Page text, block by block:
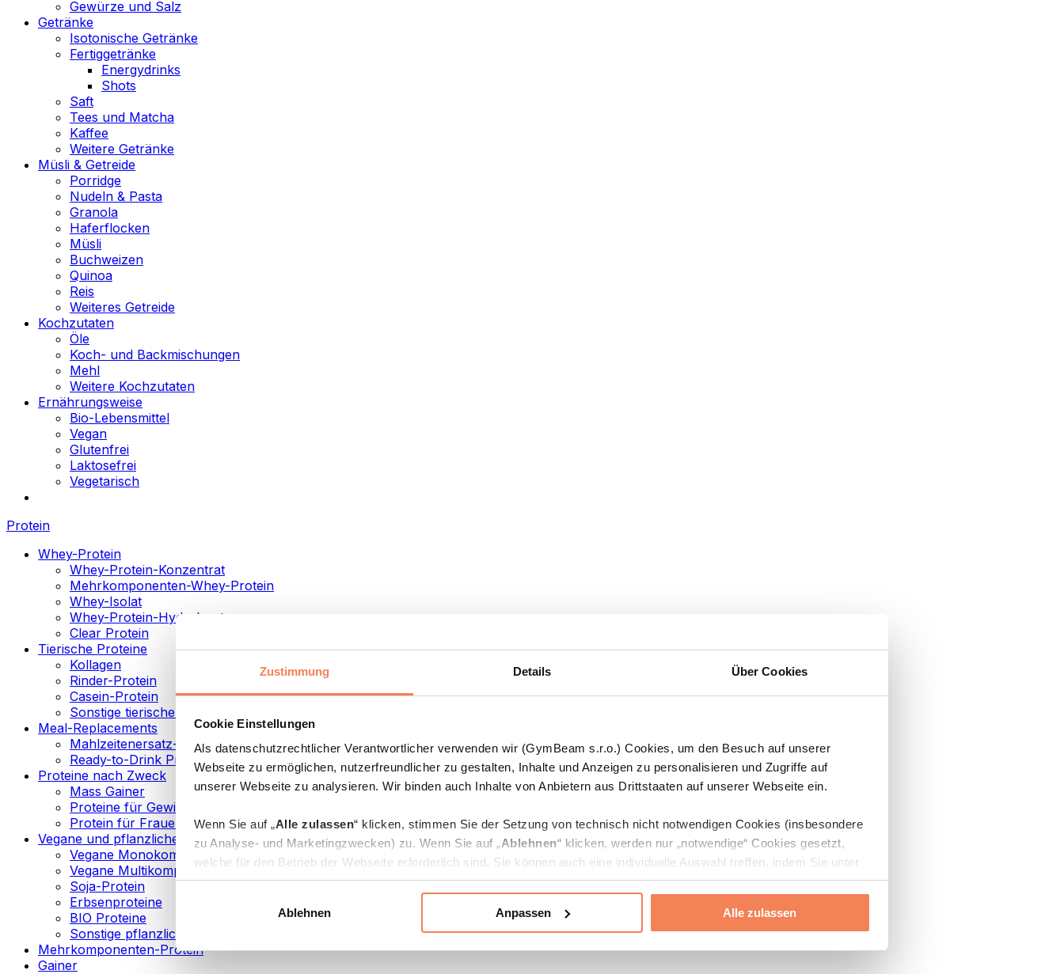
Zustimmung Details Über Cookies
Cookie Einstellungen
Als datenschutzrechtlicher Verantwortlicher verwenden wir (GymBeam s.r.o.) Cookies, um den Besuch auf unserer
Webseite zu ermöglichen, nutzerfreundlicher zu gestalten, Inhalte und Anzeigen zu personalisieren und Zugriffe auf
unserer Webseite zu analysieren. Wir binden auch Inhalte von Anbietern aus Drittstaaten auf unserer Webseite ein.
Wenn Sie auf „Alle zulassen“ klicken, stimmen Sie der Setzung von technisch nicht notwendigen Cookies (insbesondere
zu Analyse- und Marketingzwecken) zu. Wenn Sie auf „Ablehnen“ klicken, werden nur „notwendige“ Cookies gesetzt,
welche für den Betrieb der Webseite erforderlich sind. Sie können auch eine individuelle Auswahl treffen, indem Sie unter
„Anpassen“ einzelne Kategorien an- oder abwählen und „Auswahl erlauben“ klicken.
Weitere Informationen über die Verarbeitung Ihrer Daten finden Sie in den Unterpunkten „Details“ und „Über Cookies“
Ablehnen Anpassen Alle zulassen
Gewürze und Salz
Getränke
Isotonische Getränke
Fertiggetränke
Energydrinks
Shots
Saft
Tees und Matcha
Kaffee
Weitere Getränke
Müsli & Getreide
Porridge
Nudeln & Pasta
Granola
Haferflocken
Müsli
Buchweizen
Quinoa
Reis
Weiteres Getreide
Kochzutaten
Öle
Koch- und Backmischungen
Mehl
Weitere Kochzutaten
Ernährungsweise
Bio-Lebensmittel
Vegan
Glutenfrei
Laktosefrei
Vegetarisch
Protein
Whey-Protein
Whey-Protein-Konzentrat
Mehrkomponenten-Whey-Protein
Whey-Isolat
Whey-Protein-Hydrolysat
Clear Protein
Tierische Proteine
Kollagen
Rinder-Protein
Casein-Protein
Sonstige tierische Proteine
Meal-Replacements
Mahlzeitenersatz-Pulver
Ready-to-Drink Proteingetränke
Proteine nach Zweck
Mass Gainer
Proteine für Gewichtsverlust
Protein für Frauen
Vegane und pflanzliche Proteine
Vegane Monokomponenten-Proteine
Vegane Multikomponenten-Proteine
Soja-Protein
Erbsenproteine
BIO Proteine
Sonstige pflanzliche Proteine
Mehrkomponenten-Protein
Gainer